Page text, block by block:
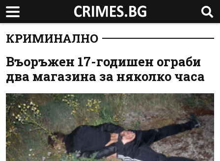
КРИМИНАЛНО
Въоръжен 17-годишен ограби
два магазина за няколко часа